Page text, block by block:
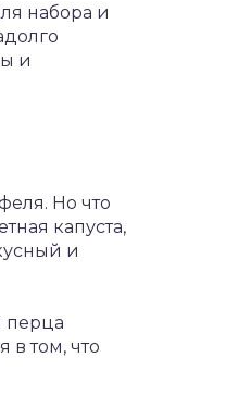
набора и
и
Но что
капуста,
и
перца
в том, что